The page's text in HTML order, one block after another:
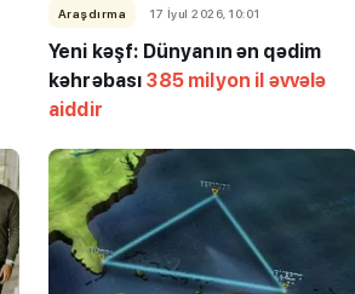
Araşdırma 17 İyul 2026, 10:01
Yeni kəşf: Dünyanın ən qədim
kəhrəbası 385 milyon il əvvələ
aiddir